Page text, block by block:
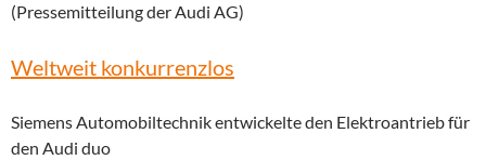
(Pressemitteilung der Audi AG)
Weltweit konkurrenzlos
Siemens Automobiltechnik entwickelte den Elektroantrieb für
den Audi duo